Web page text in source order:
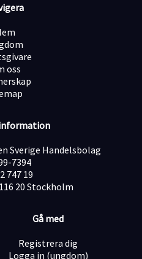
inom bemanning och
lager, logistik och
och medarbetare
och utveckling i
oss
Sverige Handelsbolag
7394
747 19
20 Stockholm
Gå med
Registrera dig
Logga in (ungdom)